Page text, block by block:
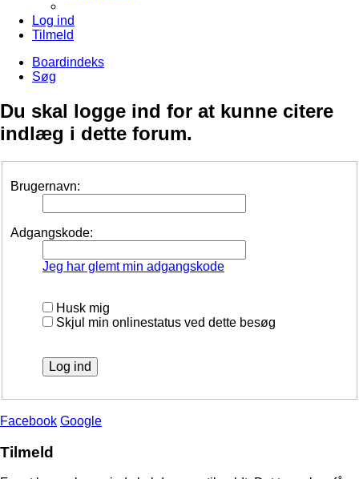
Log ind
Tilmeld
Boardindeks
Søg
Du skal logge ind for at kunne citere
indlæg i dette forum.
Brugernavn:
Adgangskode:
Jeg har glemt min adgangskode
Husk mig
Skjul min onlinestatus ved dette besøg
Facebook Google
Tilmeld